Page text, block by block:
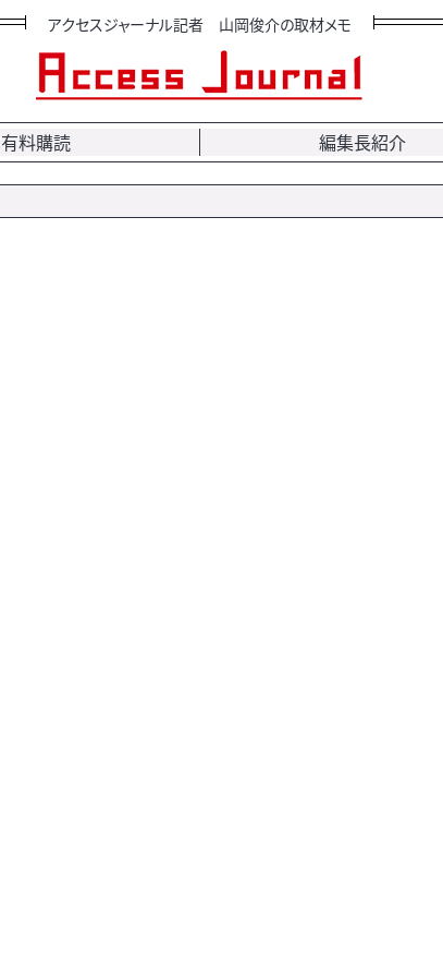
アクセスジャーナル記者 山岡俊介の取材メモ
有料購読 編集長紹介